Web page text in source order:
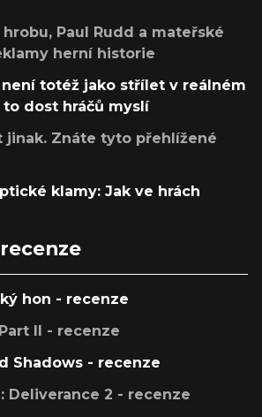
Paul Rudd a mateřské
herní historie
totéž jako střílet v reálném
to dost hráčů myslí
jinak. Znáte tyto přehlížené
klamy: Jak ve hrách
hon - recenze
II - recenze
Shadows - recenze
Deliverance 2 - recenze